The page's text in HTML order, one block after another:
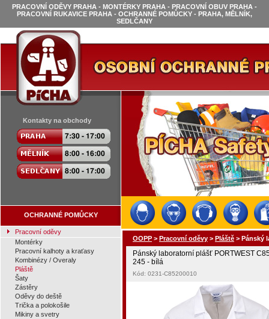
PRACOVNÍ ODĚVY PRAHA - MONTÉRKY PRAHA - PRACOVNÍ OBUV PRAHA -
PRACOVNÍ RUKAVICE PRAHA - OCHRANNÉ POMŮCKY - PRAHA, MĚLNÍK,
SEDLČANY
Kontakty na obchody
OCHRANNÉ POMŮCKY
Pracovní oděvy
Montérky
Pracovní kalhoty a kraťasy
Kombinézy / Overaly
Pláště
Šaty
Zástěry
Oděvy do deště
Trička a polokošile
Mikiny a svetry
OOPP > Pracovní oděvy > Pláště > Pánský
Pánský laboratorní plášť PORTWEST
245 - bílá
Kód: 0231-C85200010